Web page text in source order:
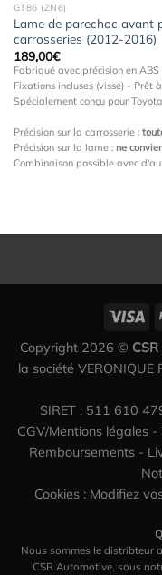
GT86 (ZN6)
Lame de parechoc avant
carrosseries (2012-2016)
189,00€
Fabriqué avec précision en
Fixations incluses (vissé) - Prêt
Spécialement conçu pour
Précision sur la carrosserie :
Précision sur la lame : ne
Combinaison possible avec
Copyright 2026 ©
la société VERONIQUE
SIRET : 511 610
CGV/Mentions légales-
Remboursements-
Cookies : Modifiez
Nous sommes le distribteur
CSR Automotive, sous